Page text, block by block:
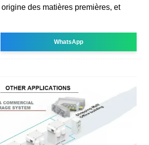
des matières premières, et
WhatsApp